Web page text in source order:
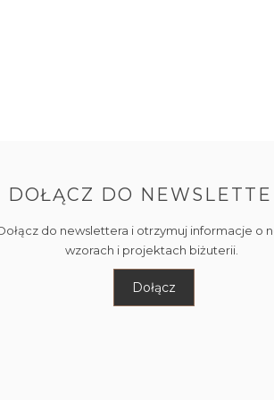
DOŁĄCZ DO
do newslettera i otrzymuj informacje o
wzorach i projektach biżuterii.
Dołącz